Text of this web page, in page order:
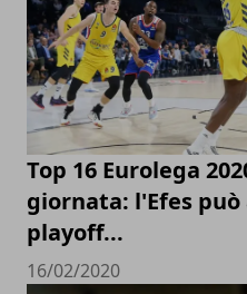
Top 16 Eurolega
giornata: l'Efes
playoff...
16/02/2020